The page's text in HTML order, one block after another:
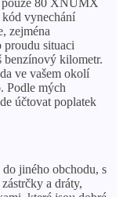
pouze 80 XNUMX
vynechání
zejména
proudu situaci
benzínový kilometr.
ve vašem okolí
Podle mých
účtovat poplatek
jiného obchodu, s
a dráty,